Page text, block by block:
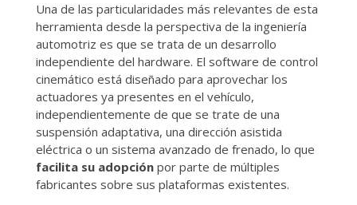
Una de las particularidades más relevantes de esta
herramienta desde la perspectiva de la ingeniería
automotriz es que se trata de un desarrollo
independiente del hardware. El software de control
cinemático está diseñado para aprovechar los
actuadores ya presentes en el vehículo,
independientemente de que se trate de una
suspensión adaptativa, una dirección asistida
eléctrica o un sistema avanzado de frenado, lo que
facilita su adopciónpor parte de múltiples
fabricantes sobre sus plataformas existentes.